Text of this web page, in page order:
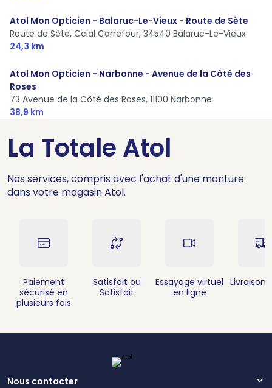
Atol Mon Opticien - Balaruc-Le-Vieux - Route de Sète
Route de Sète, Ccial Carrefour, 34540 Balaruc-Le-Vieux
24,3 km
Atol Mon Opticien - Narbonne - Avenue de la Côté des
Roses
73 Avenue de la Côté des Roses, 11100 Narbonne
38,9 km
La Totale Atol
Nos services, compris avec l'achat d'une monture
dans votre magasin Atol.
Paiement
sécurisé en
plusieurs fois
Satisfait ou
Satisfait
Essayage virtuel
en ligne
Livraison
Nous contacter